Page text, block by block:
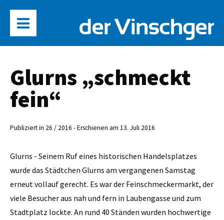
Glurns „schmeckt
fein“
Publiziert in 26 / 2016 - Erschienen am 13. Juli 2016
Glurns - Seinem Ruf eines historischen Handelsplatzes
wurde das Städtchen Glurns am vergangenen Samstag
erneut vollauf gerecht. Es war der Feinschmeckermarkt, der
viele Besucher aus nah und fern in Laubengasse und zum
Stadtplatz lockte. An rund 40 Ständen wurden hochwertige